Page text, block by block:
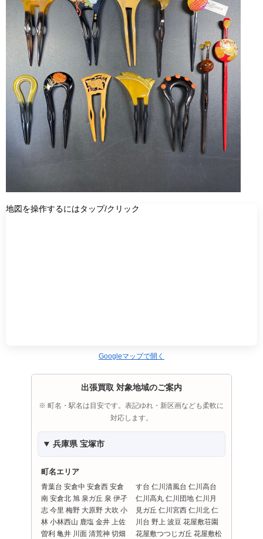
地図を操作するにはタップ/クリック
Googleマップで開く
出張買取 対象地域のご案内
※ 町名・駅名は目安です。表記ゆれ・新区画なども柔軟に
対応します。
兵庫県 宝塚市
町名エリア
青葉台 安倉中 安倉西 安倉
南 安倉北 旭 泉ガ丘 泉 伊孑
志 今里 梅野 大原野 大吹 小
林 小林西山 鹿塩 金井 上佐
曽利 亀井 川面 清荒神 切畑
す台 仁川清風台 仁川高台
仁川高丸 仁川団地 仁川月
見ガ丘 仁川宮西 仁川北 仁
川台 野上 波豆 花屋敷荘園
花屋敷つつじガ丘 花屋敷松